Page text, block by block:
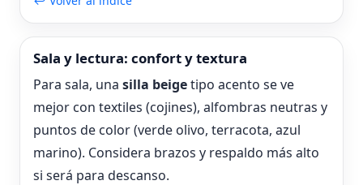
Sala y lectura: confort y textura
Para sala, una silla beigetipo acento se ve
mejor con textiles (cojines), alfombras neutras y
puntos de color (verde olivo, terracota, azul
marino). Considera brazos y respaldo más alto
si será para descanso.